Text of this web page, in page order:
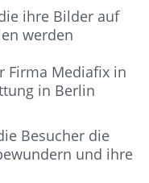
ihre Bilder auf
werden
Firma Mediafix in
in Berlin
Besucher die
und ihre